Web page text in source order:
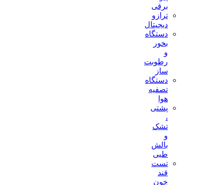
ترازو
دیجیتال
دستگاه
رطوبت
دستگاه
تصفیه
پشتی
تست